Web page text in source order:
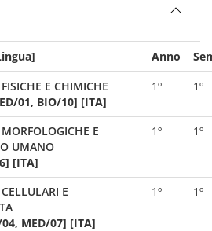
[SSD] [Lingua] Anno
E CHIMICHE
01, BIO/10] [ITA]
1º 1º
E
UMANO
[ITA]
1º 1º
E
MED/07] [ITA]
1º 1º